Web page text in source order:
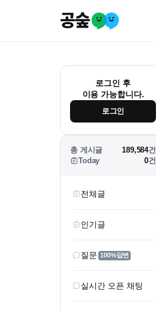
로그인 후
이용 가능합니다.
로그인
총 게시글 189,584건
Today
0건
전체글
인기글
질문 100%답변
실시간 오픈 채팅